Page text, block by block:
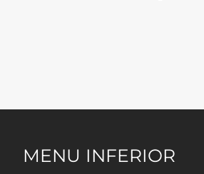
MENU INFERIOR